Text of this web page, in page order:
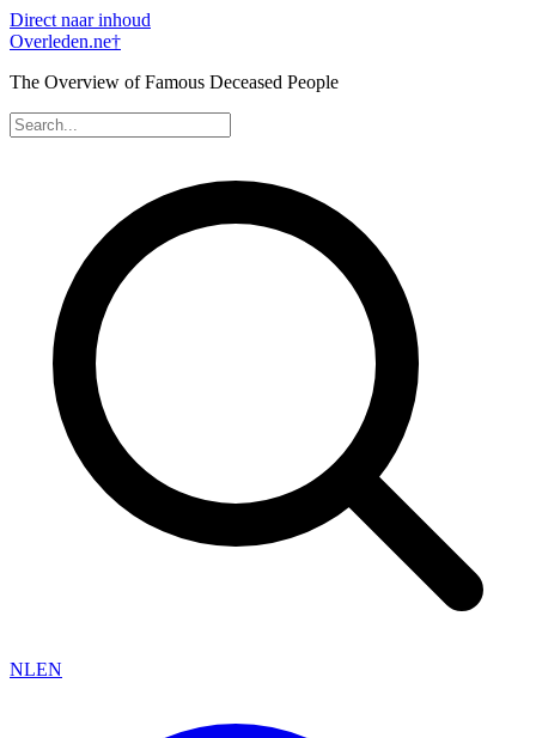
Direct naar inhoud
Overleden.ne†
The Overview of Famous Deceased People
NLEN